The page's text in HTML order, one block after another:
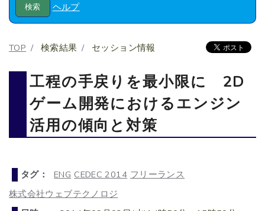
ヘルプ
TOP 検索結果 セッション情報
工程の手戻りを最小限に 2D
ゲーム開発におけるエンジン
活用の傾向と対策
タグ： ENG CEDEC 2014 フリーランス
株式会社ウェブテクノロジ